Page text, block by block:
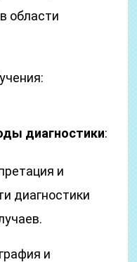
области
диагностики:
и
диагностики
и